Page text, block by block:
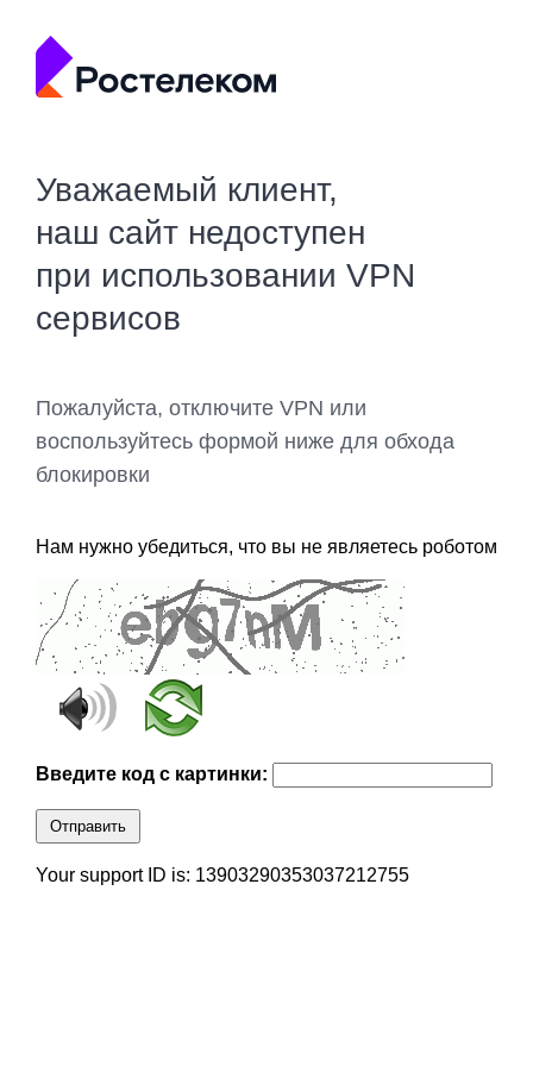
Уважаемый клиент,
наш сайт недоступен
при использовании VPN
сервисов
Пожалуйста, отключите VPN или
воспользуйтесь формой ниже для обхода
блокировки
Нам нужно убедиться, что вы не являетесь роботом
Введите код с картинки:
Отправить
Your support ID is: 13903290353037212755